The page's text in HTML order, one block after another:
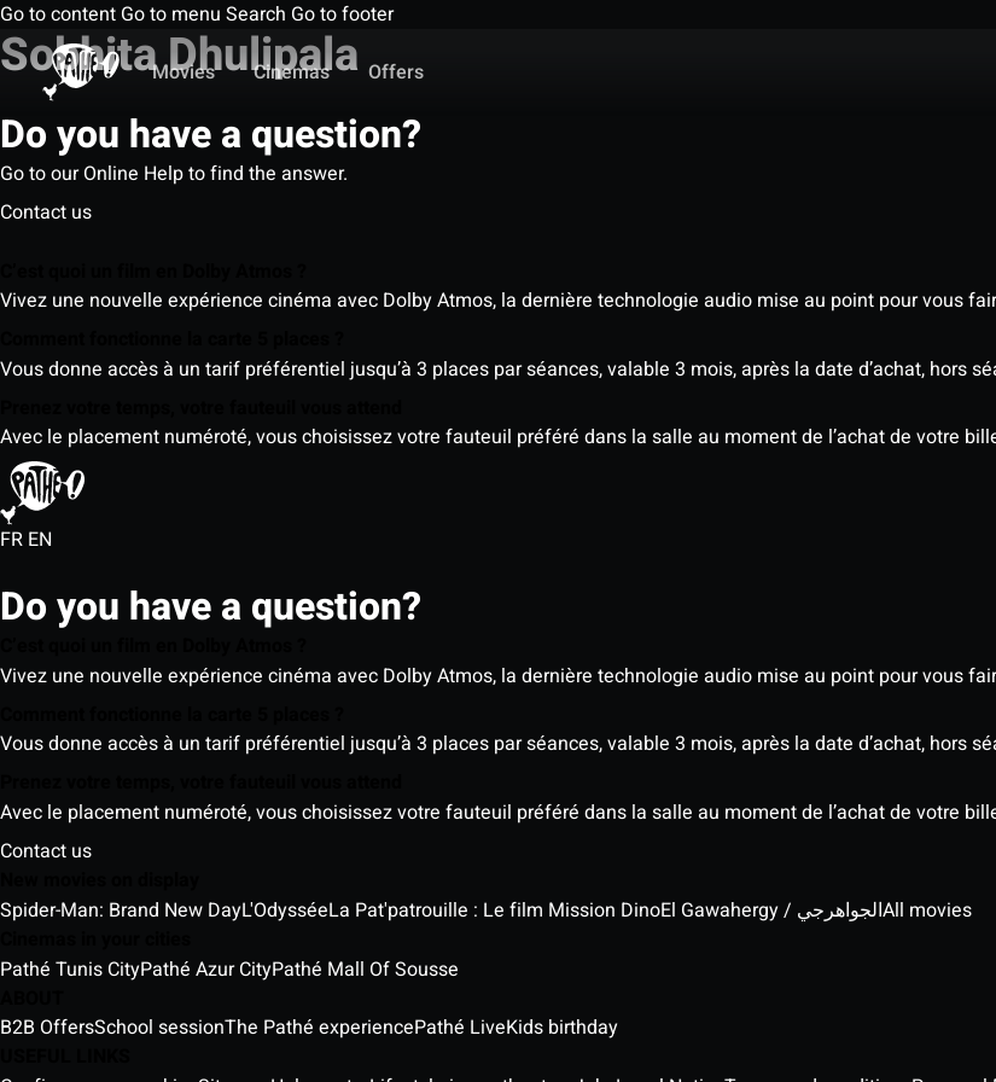
Go to content Go to menu Search Go to footer
Movies
Cinemas Offers
Sobhita Dhulipala
Do you have a question?
Go to our Online Help to find the answer.
Contact us
Vivez une nouvelle expérience cinéma avec Dolby Atmos, la dernière technologie audio mise au point pour vous
Vous donne accès à un tarif préférentiel jusqu’à 3 places par séances, valable 3 mois, après la date d’achat, hors
Avec le placement numéroté, vous choisissez votre fauteuil préféré dans la salle au moment de l’achat de votre
FR EN
Do you have a question?
Vivez une nouvelle expérience cinéma avec Dolby Atmos, la dernière technologie audio mise au point pour vous
Vous donne accès à un tarif préférentiel jusqu’à 3 places par séances, valable 3 mois, après la date d’achat, hors
Avec le placement numéroté, vous choisissez votre fauteuil préféré dans la salle au moment de l’achat de votre
Contact us
Spider-Man: Brand New DayL'OdysséeLa Pat'patrouille : Le film Mission Dino El Gawahergy / الجواهرجيAll movies
Pathé Tunis CityPathé Azur CityPathé Mall Of Sousse
B2B OffersSchool sessionThe Pathé experiencePathé LiveKids birthday